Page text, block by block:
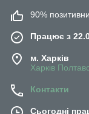
90%
Працює з
м. Харків
Харків
Контакти
Сьогодні